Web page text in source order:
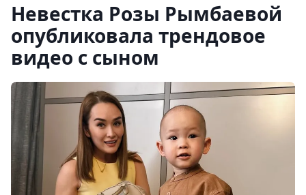
Невестка Розы Рымбаевой
опубликовала трендовое
видео с сыном